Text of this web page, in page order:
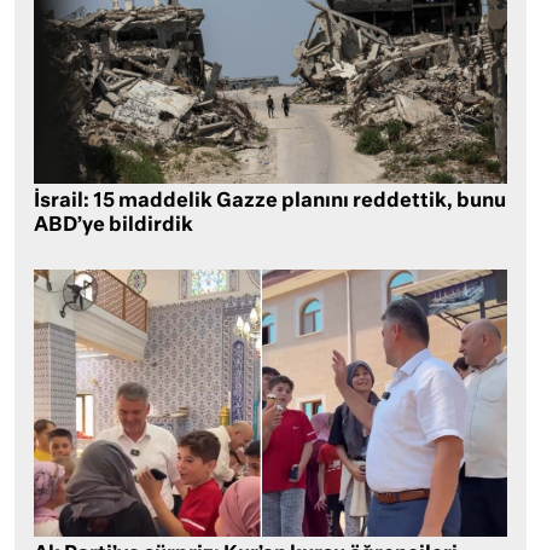
İsrail: 15 maddelik Gazze planını reddettik, bunu
ABD’ye bildirdik